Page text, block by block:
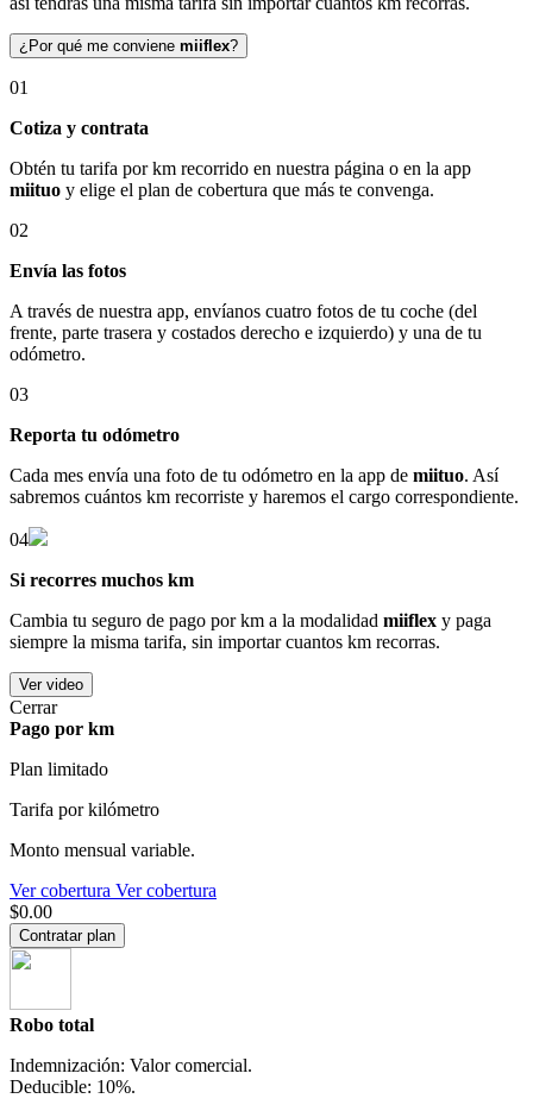
¿Por qué me conviene miiflex?
01
Cotiza y contrata
Obtén tu tarifa por km recorrido en nuestra página o en la app
miituo y elige el plan de cobertura que más te convenga.
02
Envía las fotos
A través de nuestra app, envíanos cuatro fotos de tu coche (del
frente, parte trasera y costados derecho e izquierdo) y una de tu
odómetro.
03
Reporta tu odómetro
Cada mes envía una foto de tu odómetro en la app de miituo. Así
sabremos cuántos km recorriste y haremos el cargo correspondiente.
04
Si recorres muchos km
Cambia tu seguro de pago por km a la modalidad miiflex y paga
siempre la misma tarifa, sin importar cuantos km recorras.
Ver video
Cerrar
Pago por km
Plan limitado
Tarifa por kilómetro
Monto mensual variable.
Ver cobertura Ver cobertura
$0.00
Contratar plan
Robo total
Indemnización: Valor comercial.
Deducible: 10%.